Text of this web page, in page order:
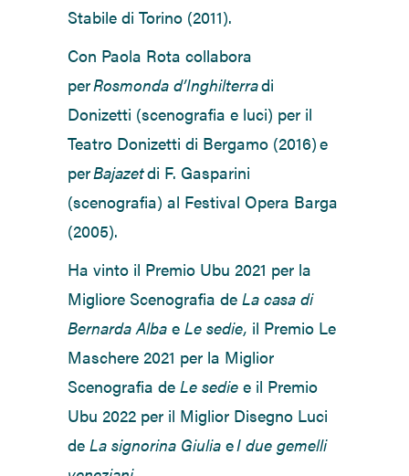
Stabile di Torino (2011).
Con Paola Rota collabora
perRosmonda d’Inghilterradi
Donizetti (scenografia e luci) per il
Teatro Donizetti di Bergamo (2016) e
perBajazetdi F. Gasparini
(scenografia) al Festival Opera Barga
(2005).
Ha vinto il Premio Ubu 2021 per la
Migliore Scenografia de La casa di
Bernarda Alba e Le sedie, il Premio Le
Maschere 2021 per la Miglior
Scenografia de Le sedie e il Premio
Ubu 2022 per il Miglior Disegno Luci
de La signorina Giulia eI due gemelli